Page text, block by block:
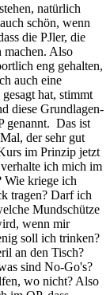
natürlich
schön, wenn
die PJler, die
machen. Also
eng gehalten,
auch eine
hat, stimmt
diese Grundlagen-
genannt. Das ist
der sehr gut
im Prinzip jetzt
ich mich im
Wie kriege ich
tragen? Darf ich
Mundschütze
wenn mir
soll ich trinken?
an den Tisch?
sind No-Go's?
wo nicht? Also